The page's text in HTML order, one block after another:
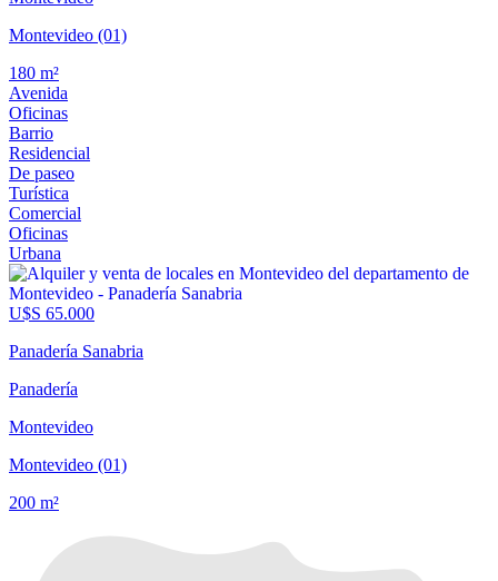
Montevideo (01)
180 m²
Avenida
Oficinas
Barrio
Residencial
De paseo
Turística
Comercial
Oficinas
Urbana
U$S 65.000
Panadería Sanabria
Panadería
Montevideo
Montevideo (01)
200 m²